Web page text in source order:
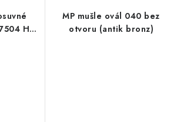
MP mušle ovál 040 bez
otvoru (antik bronz)